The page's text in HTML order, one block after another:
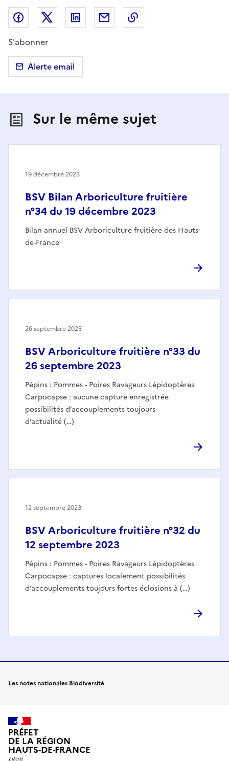
Partager sur Facebook
Partager sur X (anciennement Twitter)
Partager sur LinkedIn
Partager par email
S'abonner
Alerte email
Sur le même sujet
BSV Bilan Arboriculture fruitière
n°34 du 19 décembre 2023
Bilan annuel BSV Arboriculture fruitière des Hauts-
de-France
19 décembre 2023
BSV Arboriculture fruitière n°33 du
26 septembre 2023
Pépins : Pommes - Poires Ravageurs Lépidoptères
Carpocapse : aucune capture enregistrée
possibilités d’accouplements toujours
d’actualité (…)
26 septembre 2023
BSV Arboriculture fruitière n°32 du
12 septembre 2023
Pépins : Pommes - Poires Ravageurs Lépidoptères
Carpocapse : captures localement possibilités
d’accouplements toujours fortes éclosions à (…)
12 septembre 2023
Les notes nationales Biodiversité
PRÉFET
DE LA RÉGION
HAUTS-DE-FRANCE